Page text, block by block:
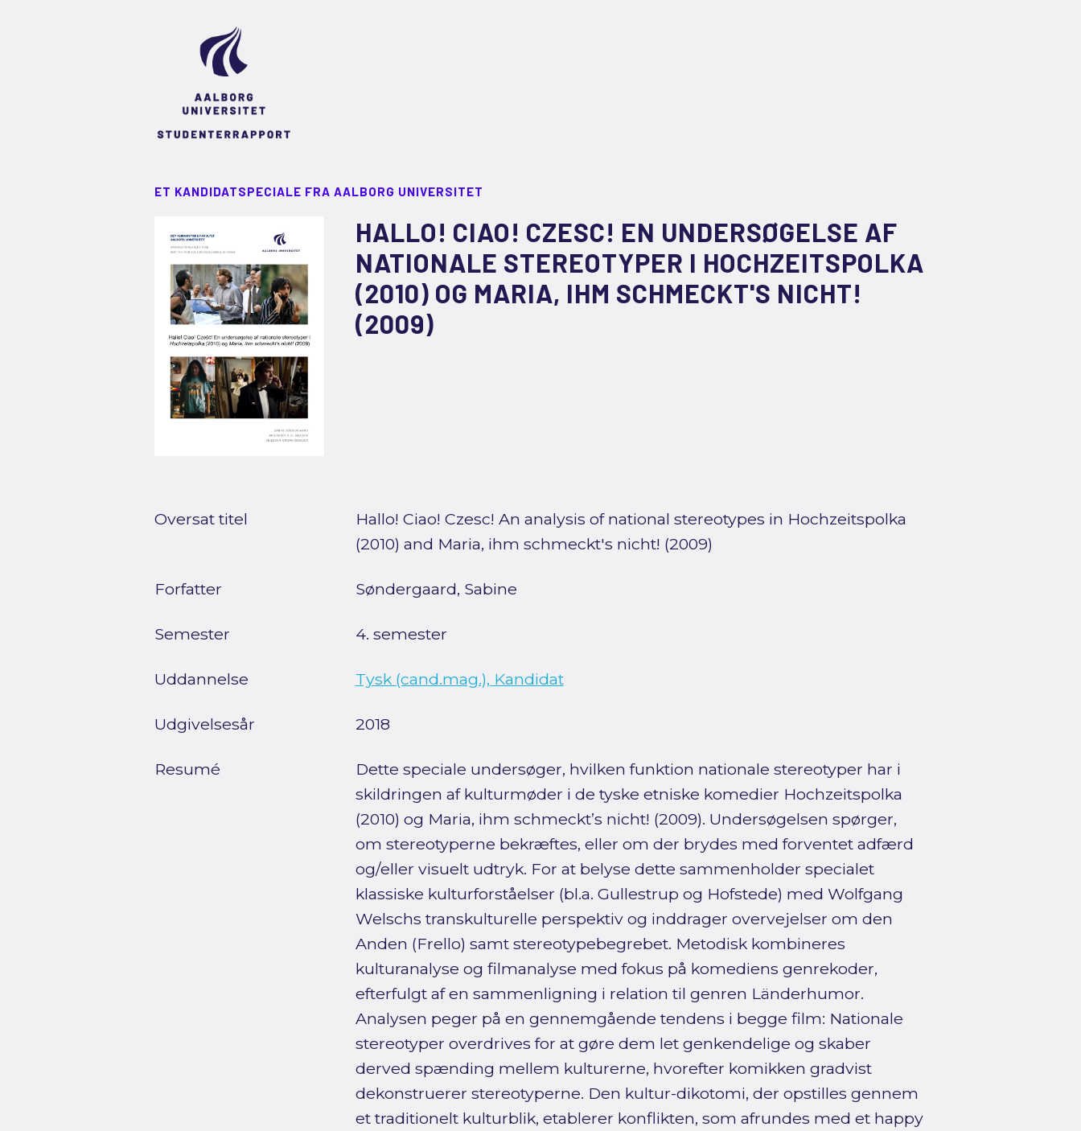
ET KANDIDATSPECIALE FRA AALBORG UNIVERSITET
HALLO! CIAO! CZESC! EN UNDERSØGELSE AF
NATIONALE STEREOTYPER I HOCHZEITSPOLKA
(2010) OG MARIA, IHM SCHMECKT'S NICHT!
(2009)
Oversat titel
Hallo! Ciao! Czesc! An analysis of national stereotypes in Hochzeitspolka
(2010) and Maria, ihm schmeckt's nicht! (2009)
Forfatter Søndergaard, Sabine
Semester 4. semester
Uddannelse Tysk (cand.mag.), Kandidat
Udgivelsesår 2018
Resumé
Dette speciale undersøger, hvilken funktion nationale stereotyper har i
skildringen af kulturmøder i de tyske etniske komedier Hochzeitspolka
(2010) og Maria, ihm schmeckt’s nicht! (2009). Undersøgelsen spørger,
om stereotyperne bekræftes, eller om der brydes med forventet adfærd
og/eller visuelt udtryk. For at belyse dette sammenholder specialet
klassiske kulturforståelser (bl.a. Gullestrup og Hofstede) med Wolfgang
Welschs transkulturelle perspektiv og inddrager overvejelser om den
Anden (Frello) samt stereotypebegrebet. Metodisk kombineres
kulturanalyse og filmanalyse med fokus på komediens genrekoder,
efterfulgt af en sammenligning i relation til genren Länderhumor.
Analysen peger på en gennemgående tendens i begge film: Nationale
stereotyper overdrives for at gøre dem let genkendelige og skaber
derved spænding mellem kulturerne, hvorefter komikken gradvist
dekonstruerer stereotyperne. Den kultur-dikotomi, der opstilles gennem
et traditionelt kulturblik, etablerer konflikten, som afrundes med et happy